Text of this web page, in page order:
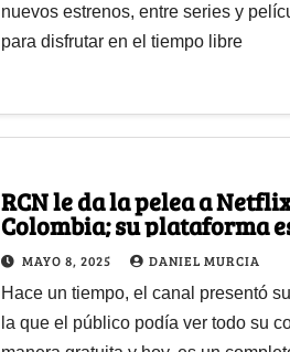
nuevos estrenos, entre series y
para disfrutar en el tiempo libre
RCN le da la pelea a
Colombia; su plataforma
más vistas en el país
MAYO 8, 2025 DANIEL MURCIA
Hace un tiempo, el canal presentó
la que el público podía ver todo su